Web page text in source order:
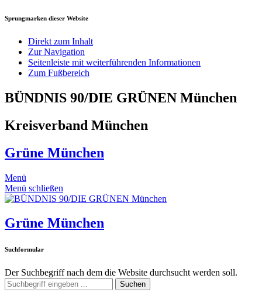
Sprungmarken dieser Website
Direkt zum Inhalt
Zur Navigation
Seitenleiste mit weiterführenden Informationen
Zum Fußbereich
BÜNDNIS 90/DIE GRÜNEN München
Kreisverband München
Grüne München
Menü
Menü schließen
Grüne München
Suchformular
Der Suchbegriff nach dem die Website durchsucht werden soll.
Suchen